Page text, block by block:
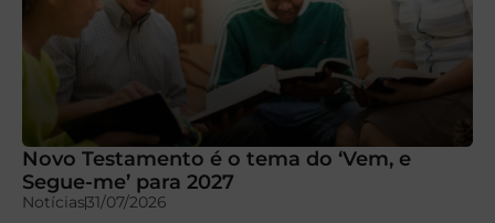
Novo Testamento é o tema do ‘Vem, e
Segue-me’ para 2027
Notícias31/07/2026